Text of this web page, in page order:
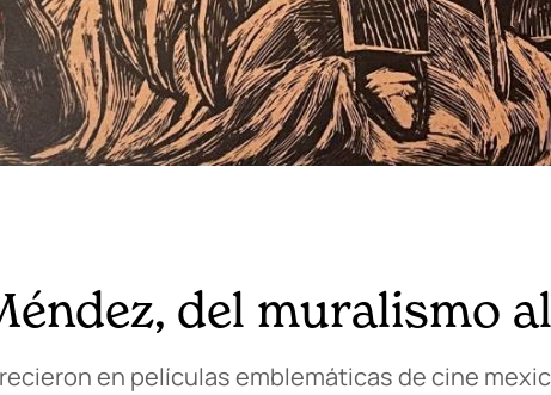
del muralismo
en películas emblemáticas de cine